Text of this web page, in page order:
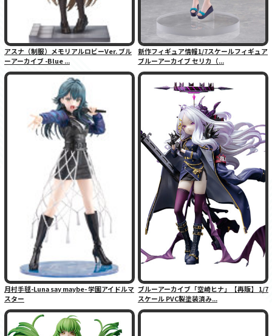
アスナ（制服）メモリアルロビーVer. ブル
ーアーカイブ -Blue ...
新作フィギュア情報1/7スケールフィギュア
ブルーアーカイブ セリカ（...
月村手毬-Luna say maybe- 学園アイドルマ
スター
ブルーアーカイブ「空崎ヒナ」【再販】 1/7
スケール PVC製塗装済み...